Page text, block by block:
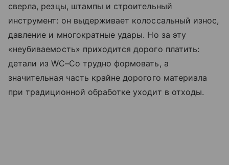
сверла, резцы, штампы и строительный
инструмент: он выдерживает колоссальный износ,
давление и многократные удары. Но за эту
«неубиваемость» приходится дорого платить:
детали из WC–Co трудно формовать, а
значительная часть крайне дорогого материала
при традиционной обработке уходит в отходы.